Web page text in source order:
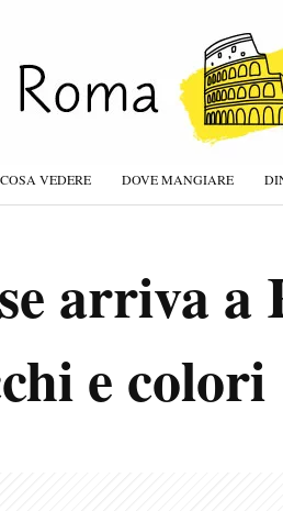
COSA VEDERE DOVE MANGIARE
arriva a
e colori